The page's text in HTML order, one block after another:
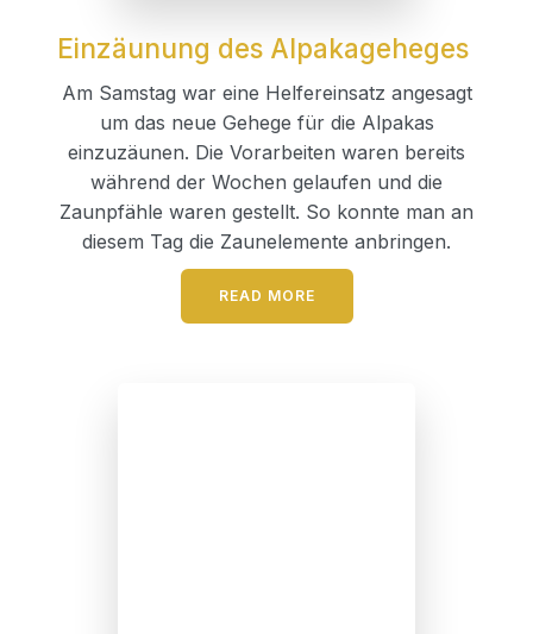
Einzäunung des Alpakageheges
Am Samstag war eine Helfereinsatz angesagt
um das neue Gehege für die Alpakas
einzuzäunen. Die Vorarbeiten waren bereits
während der Wochen gelaufen und die
Zaunpfähle waren gestellt. So konnte man an
diesem Tag die Zaunelemente anbringen.
READ MORE